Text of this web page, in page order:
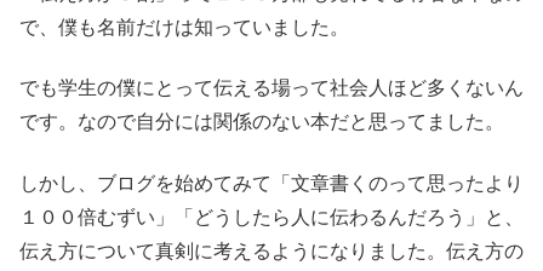
で、僕も名前だけは知っていました。
でも学生の僕にとって伝える場って社会人ほど多くないん
です。なので自分には関係のない本だと思ってました。
しかし、ブログを始めてみて「文章書くのって思ったより
１００倍むずい」「どうしたら人に伝わるんだろう」と、
伝え方について真剣に考えるようになりました。伝え方の